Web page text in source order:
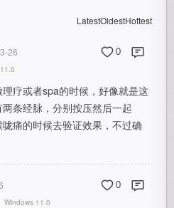
LatestOldestHottest
26 0
疗或者spa的时候，好像就是这
条经脉，分别按压然后一起
痛的时候去验证效果，不过确
0
Windows 11.0